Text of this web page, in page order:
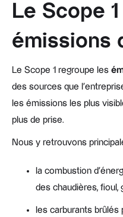
Le Scope
émissions
Le Scope 1 regroupe les
des sources que
les émissions les plus
plus de prise.
Nous y retrouvons
la combustion
des chaudières,
les carburants